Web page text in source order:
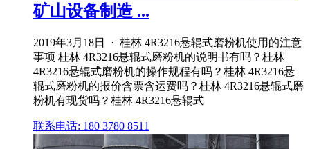
矿山设备制造 ...
2019年3月18日 · 桂林 4R3216悬辊式磨粉机使用的注意
事项 桂林 4R3216悬辊式磨粉机的说明书有吗？桂林
4R3216悬辊式磨粉机的操作规程有吗？桂林 4R3216悬
辊式磨粉机的报价含票含运费吗？桂林 4R3216悬辊式磨
粉机有现货吗？桂林 4R3216悬辊式
联系电话: 180 3780 8511